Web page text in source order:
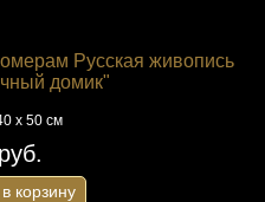
Русская живопись
домик"
х 50 см
корзину